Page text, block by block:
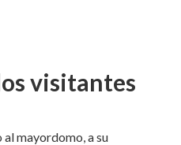
visitantes
mayordomo, a su